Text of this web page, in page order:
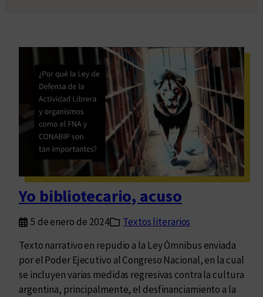
Yo bibliotecario, acuso
5 de enero de 2024
Textos literarios
Texto narrativo en repudio a la Ley Ómnibus enviada
por el Poder Ejecutivo al Congreso Nacional, en la cual
se incluyen varias medidas regresivas contra la cultura
argentina, principalmente, el desfinanciamiento a la